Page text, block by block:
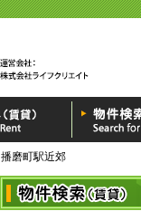
播磨町駅近郊